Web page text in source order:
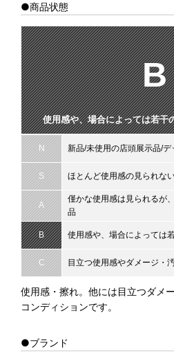
●商品状態
B
使用感や、場合によっては若干
N 新品/未使用の店頭展示品/
S ほとんど使用感の見られな
A
僅かな使用感は見られるが
品
B 使用感や、場合によっては
C 目立つ使用感やダメージ・
使用感・擦れ。他には目立つダメ
コンディションです。
●ブランド